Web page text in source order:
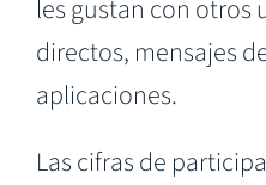
les gustan con otros
directos, mensajes
aplicaciones.
Las cifras de